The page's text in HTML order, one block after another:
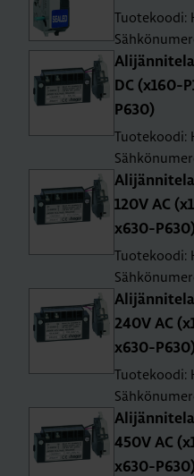
Tuotekoodi:
DC (x160-
P630)
Tuotekoodi:
120V AC
x630-
Tuotekoodi:
240V AC
x630-
Tuotekoodi:
450V AC
x630-